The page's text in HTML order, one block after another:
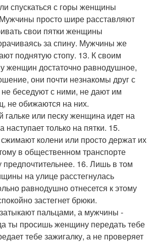
спускаться с горы женщины
просто шире расставляют
свои пятки женщины
за спину. Мужчины же
поднятую стопу. 13. К своим
женщин достаточно равнодушное,
они почти незнакомы друг с
беседуют с ними, не дают им
не обижаются на них.
гальке или песку женщина идет на
только на пятки. 15.
колени или просто держат их
в общественном транспорте
предпочтительнее. 16. Лишь в том
на улице расстегнулась
равнодушно отнесется к этому
застегнет брюки.
пальцами, а мужчины -
ты просишь женщину передать тебе
тебе зажигалку, а не проверяет